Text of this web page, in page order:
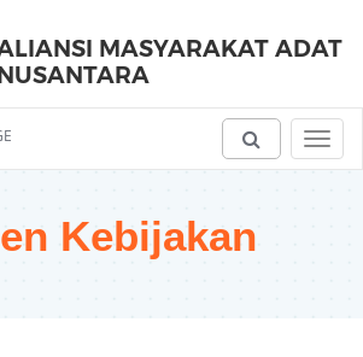
MASYARAKAT ADAT
Kebijakan